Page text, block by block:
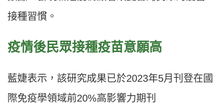
接種習慣。
疫情後民眾接種疫苗意願高
藍婕表示，該研究成果已於2023年5月刊登在國
際免疫學領域前20%高影響力期刊